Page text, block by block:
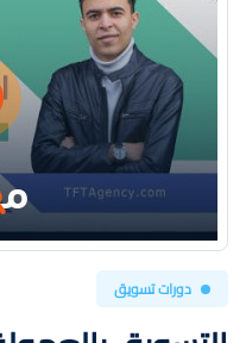
دورات تسويق